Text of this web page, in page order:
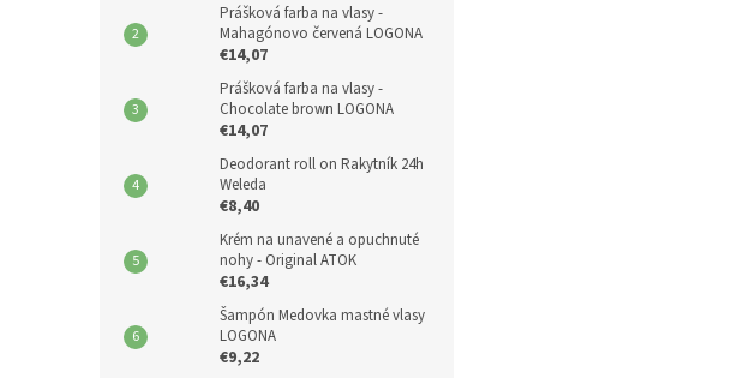
Prášková farba na vlasy -
Mahagónovo červená LOGONA
€14,07
Prášková farba na vlasy -
Chocolate brown LOGONA
€14,07
Deodorant roll on Rakytník 24h
Weleda
€8,40
Krém na unavené a opuchnuté
nohy - Original ATOK
€16,34
Šampón Medovka mastné vlasy
LOGONA
€9,22